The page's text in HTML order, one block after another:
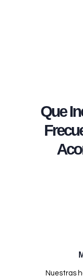
Que
Nuestras